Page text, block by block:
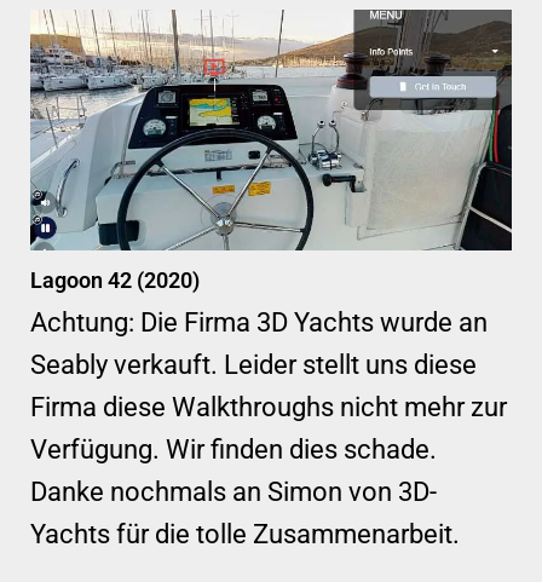
Lagoon 42 (2020)
Achtung: Die Firma 3D Yachts wurde an
Seably verkauft. Leider stellt uns diese
Firma diese Walkthroughs nicht mehr zur
Verfügung. Wir finden dies schade.
Danke nochmals an Simon von 3D-
Yachts für die tolle Zusammenarbeit.